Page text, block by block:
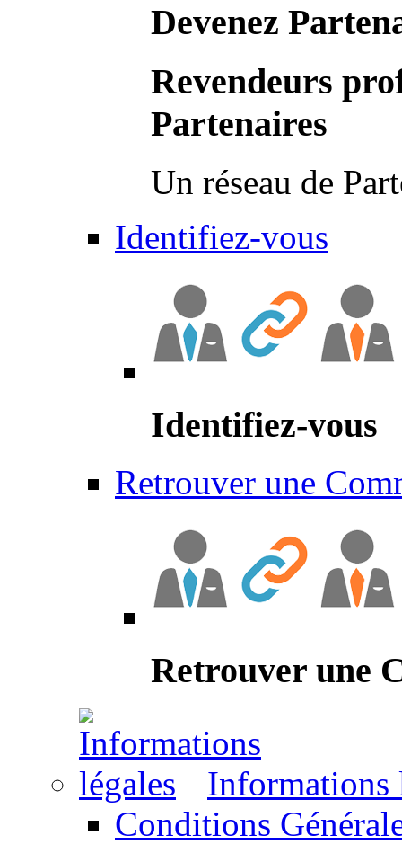
Devenez
Revendeurs
Partenaires
Un réseau de
Identifiez-vous
Identifiez-vous
Retrouver une
Retrouver une
Informations
Conditions